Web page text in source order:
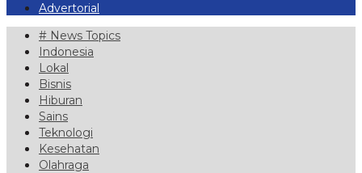
Advertorial
# News Topics
Indonesia
Lokal
Bisnis
Hiburan
Sains
Teknologi
Kesehatan
Olahraga